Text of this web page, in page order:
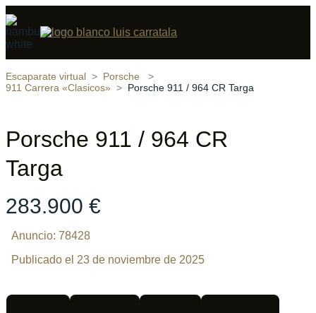
‹ ›
Compartir
Escaparate virtual
Porsche
911 Carrera «Clasicos»
Porsche 911 / 964 CR Targa
Porsche 911 / 964 CR
Targa
283.900 €
Anuncio: 78428
Publicado el 23 de noviembre de 2025